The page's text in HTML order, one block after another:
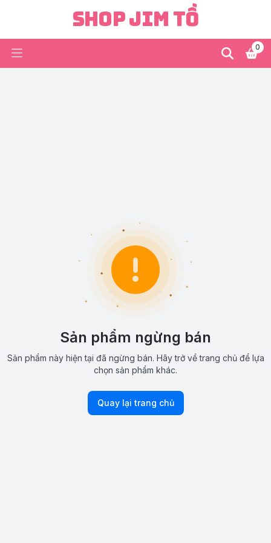
Shop Jim Tồ
0
Sản phẩm ngừng bán
Sản phẩm này hiện tại đã ngừng bán. Hãy trở về trang chủ để lựa
chọn sản phẩm khác.
Quay lại trang chủ